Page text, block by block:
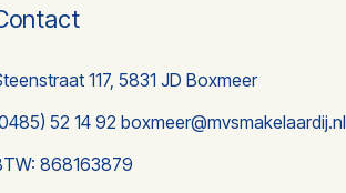
117, 5831 JD Boxmeer
52 14 92 boxmeer@mvsmakelaardij.nl
868163879